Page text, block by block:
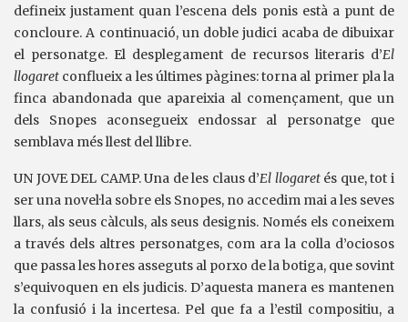
defineix justament quan l’escena dels ponis està a punt de
concloure. A continuació, un doble judici acaba de dibuixar
el personatge. El desplegament de recursos literaris d’El
llogaret conflueix a les últimes pàgines: torna al primer pla la
finca abandonada que apareixia al començament, que un
dels Snopes aconsegueix endossar al personatge que
semblava més llest del llibre.
UN JOVE DEL CAMP. Una de les claus d’El llogaretés que, tot i
ser una novel·la sobre els Snopes, no accedim mai a les seves
llars, als seus càlculs, als seus designis. Només els coneixem
a través dels altres personatges, com ara la colla d’ociosos
que passa les hores asseguts al porxo de la botiga, que sovint
s’equivoquen en els judicis. D’aquesta manera es mantenen
la confusió i la incertesa. Pel que fa a l’estil compositiu, a